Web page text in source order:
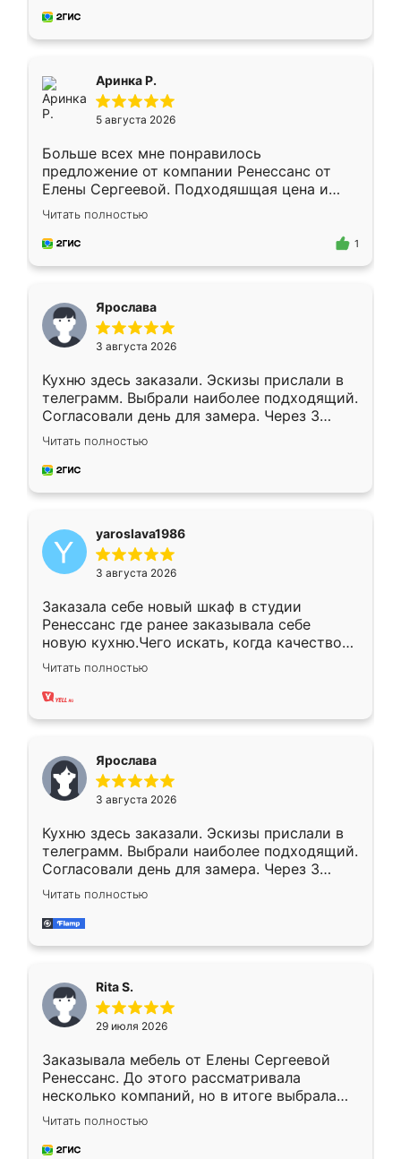
за день, ребята работали аккуратно, даже
Аринка Р.
5 августа 2026
Больше всех мне понравилось
предложение от компании Ренессанс от
Елены Сергеевой. Подходяшщая цена и
короткие сроки изготовления. Приехавший
для замера сотрудник Владислав
предложил по моему эскизу самый
Читать полностью
1
Ярослава
3 августа 2026
Кухню здесь заказали. Эскизы прислали в
телеграмм. Выбрали наиболее подходящий.
Согласовали день для замера. Через 3
недели кухня была уже готова. Остались
довольны работой. Спасибо Ренессанс
мебель за качественную работу!
Читать полностью
yaroslava1986
3 августа 2026
Заказала себе новый шкаф в студии
Ренессанс где ранее заказывала себе
новую кухню.Чего искать, когда качеством
вполне довольна. Служит кухня уже почти
два года, нареканий нет.
Читать полностью
Ярослава
3 августа 2026
Кухню здесь заказали. Эскизы прислали в
телеграмм. Выбрали наиболее подходящий.
Согласовали день для замера. Через 3
недели кухня была уже готова. Остались
довольны работой. Спасибо Ренессанс
мебель за качественную работу!
Читать полностью
Rita S.
29 июля 2026
Заказывала мебель от Елены Сергеевой
Ренессанс. До этого рассматривала
несколько компаний, но в итоге выбрала
эту. Сначала обговорили условия, потом
приехал замерщик, всё спокойно объяснил
и снял размеры. Изготовили в срок, с
Читать полностью